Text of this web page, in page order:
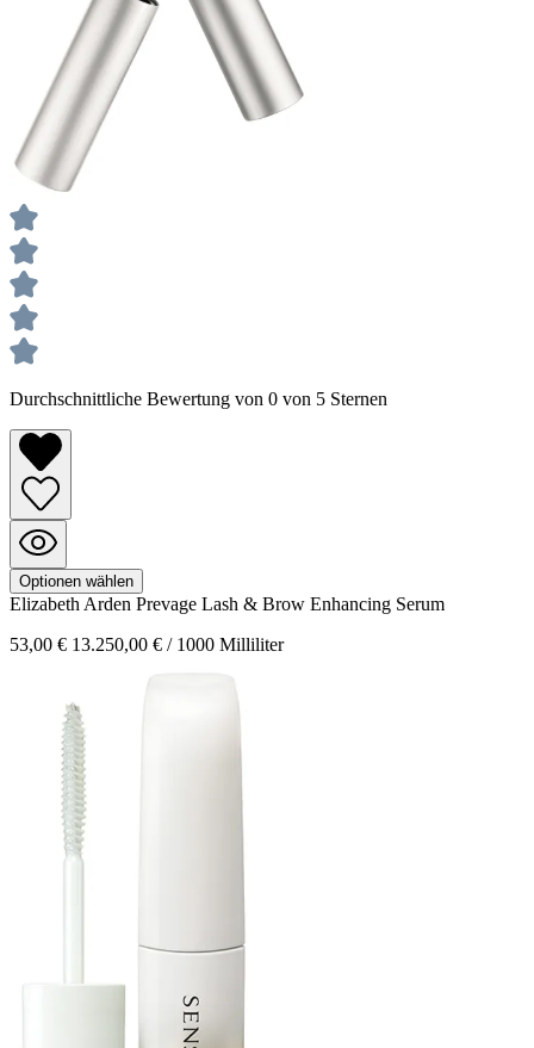
Durchschnittliche Bewertung von 0 von 5 Sternen
Optionen wählen
Elizabeth Arden Prevage Lash & Brow Enhancing Serum
53,00 € 13.250,00 € / 1000 Milliliter